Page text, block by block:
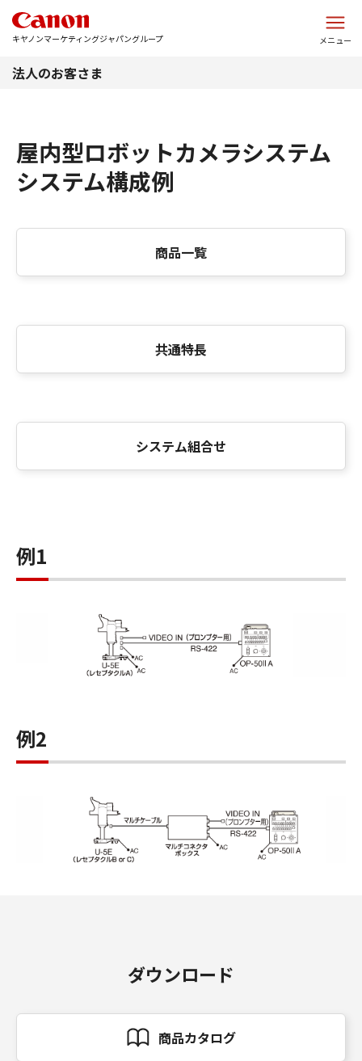
キヤノンマーケティングジャパングループ メニュー
法人のお客さま
屋内型ロボットカメラシステム
システム構成例
商品一覧
共通特長
システム組合せ
例1
例2
ダウンロード
商品カタログ